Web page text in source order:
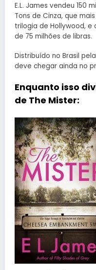
E.L. James vendeu 150
Tons de Cinza, que
trilogia de Hollywood,
de 75 milhões de libras.
Distribuído no Brasil
deve chegar ainda no
Enquanto isso
de The Mister: